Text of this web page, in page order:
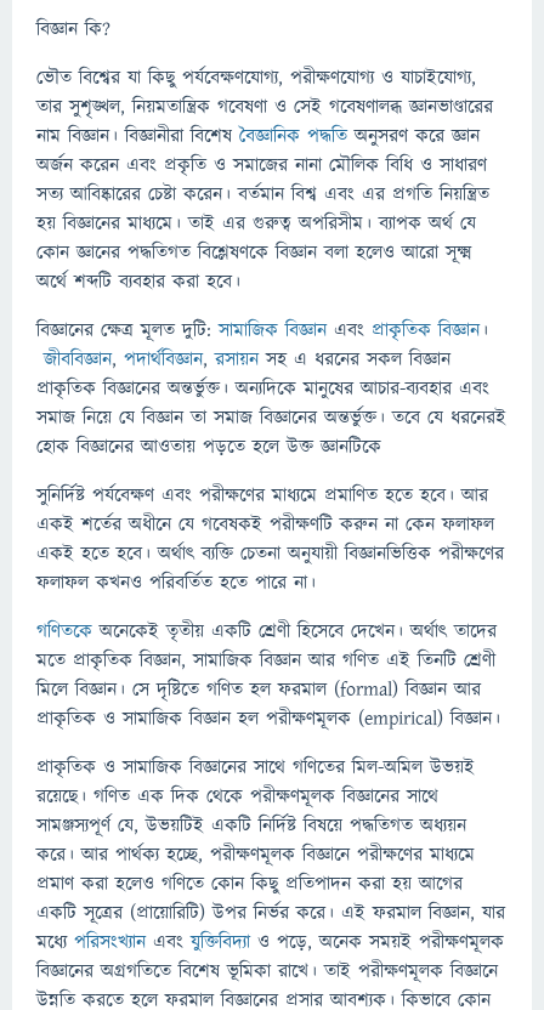
বিজ্ঞান কি?
ভৌত বিশ্বের যা কিছু পর্যবেক্ষণযোগ্য, পরীক্ষণযোগ্য ও যাচাইযোগ্য,
তার সুশৃঙ্খল, নিয়মতান্ত্রিক গবেষণা ও সেই গবেষণালব্ধ জ্ঞানভাণ্ডারের
নাম বিজ্ঞান। বিজ্ঞানীরা বিশেষবৈজ্ঞানিক পদ্ধতিঅনুসরণ করে জ্ঞান
অর্জন করেন এবং প্রকৃতি ও সমাজের নানা মৌলিক বিধি ও সাধারণ
সত্য আবিষ্কারের চেষ্টা করেন। বর্তমান বিশ্ব এবং এর প্রগতি নিয়ন্ত্রিত
হয় বিজ্ঞানের মাধ্যমে। তাই এর গুরুত্ব অপরিসীম। ব্যাপক অর্থ যে
কোন জ্ঞানের পদ্ধতিগত বিশ্লেষণকে বিজ্ঞান বলা হলেও আরো সূক্ষ্ম
অর্থে শব্দটি ব্যবহার করা হবে।
বিজ্ঞানের ক্ষেত্র মূলত দুটি:সামাজিক বিজ্ঞানএবং প্রাকৃতিক বিজ্ঞান।
জীববিজ্ঞান, পদার্থবিজ্ঞান,রসায়নসহ এ ধরনের সকল বিজ্ঞান
প্রাকৃতিক বিজ্ঞানের অন্তর্ভুক্ত। অন্যদিকে মানুষের আচার-ব্যবহার এবং
সমাজ নিয়ে যে বিজ্ঞান তা সমাজ বিজ্ঞানের অন্তর্ভুক্ত। তবে যে ধরনেরই
হোক বিজ্ঞানের আওতায় পড়তে হলে উক্ত জ্ঞানটিকে
সুনির্দিষ্ট পর্যবেক্ষণ এবং পরীক্ষণের মাধ্যমে প্রমাণিত হতে হবে। আর
একই শর্তের অধীনে যে গবেষকই পরীক্ষণটি করুন না কেন ফলাফল
একই হতে হবে। অর্থাৎ ব্যক্তি চেতনা অনুযায়ী বিজ্ঞানভিত্তিক পরীক্ষণের
ফলাফল কখনও পরিবর্তিত হতে পারে না।
গণিতকে অনেকেই তৃতীয় একটি শ্রেণী হিসেবে দেখেন। অর্থাৎ তাদের
মতে প্রাকৃতিক বিজ্ঞান, সামাজিক বিজ্ঞান আর গণিত এই তিনটি শ্রেণী
মিলে বিজ্ঞান। সে দৃষ্টিতে গণিত হল ফরমাল (formal) বিজ্ঞান আর
প্রাকৃতিক ও সামাজিক বিজ্ঞান হল পরীক্ষণমূলক (empirical) বিজ্ঞান।
প্রাকৃতিক ও সামাজিক বিজ্ঞানের সাথে গণিতের মিল-অমিল উভয়ই
রয়েছে। গণিত এক দিক থেকে পরীক্ষণমূলক বিজ্ঞানের সাথে
সামঞ্জস্যপূর্ণ যে, উভয়টিই একটি নির্দিষ্ট বিষয়ে পদ্ধতিগত অধ্যয়ন
করে। আর পার্থক্য হচ্ছে, পরীক্ষণমূলক বিজ্ঞানে পরীক্ষণের মাধ্যমে
প্রমাণ করা হলেও গণিতে কোন কিছু প্রতিপাদন করা হয় আগের
একটি সূত্রের (প্রায়োরিটি) উপর নির্ভর করে। এই ফরমাল বিজ্ঞান, যার
মধ্যে পরিসংখ্যানএবংযুক্তিবিদ্যাও পড়ে, অনেক সময়ই পরীক্ষণমূলক
বিজ্ঞানের অগ্রগতিতে বিশেষ ভূমিকা রাখে। তাই পরীক্ষণমূলক বিজ্ঞানে
উন্নতি করতে হলে ফরমাল বিজ্ঞানের প্রসার আবশ্যক। কিভাবে কোন